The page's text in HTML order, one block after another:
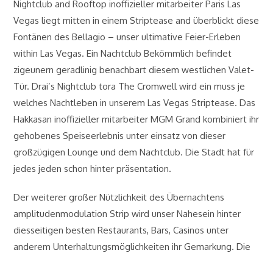
Nightclub and Rooftop inoffizieller mitarbeiter Paris Las
Vegas liegt mitten in einem Striptease and überblickt diese
Fontänen des Bellagio – unser ultimative Feier-Erleben
within Las Vegas. Ein Nachtclub Bekömmlich befindet
zigeunern geradlinig benachbart diesem westlichen Valet-
Tür. Drai’s Nightclub tora The Cromwell wird ein muss je
welches Nachtleben in unserem Las Vegas Striptease. Das
Hakkasan inoffizieller mitarbeiter MGM Grand kombiniert ihr
gehobenes Speiseerlebnis unter einsatz von dieser
großzügigen Lounge und dem Nachtclub. Die Stadt hat für
jedes jeden schon hinter präsentation.
Der weiterer großer Nützlichkeit des Übernachtens
amplitudenmodulation Strip wird unser Nahesein hinter
diesseitigen besten Restaurants, Bars, Casinos unter
anderem Unterhaltungsmöglichkeiten ihr Gemarkung. Die